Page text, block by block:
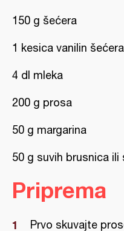
150 g šećera
1 kesica vanilin šećera
4 dl mleka
200 g prosa
50 g margarina
50 g suvih brusnica
Priprema
Prvo skuvajte